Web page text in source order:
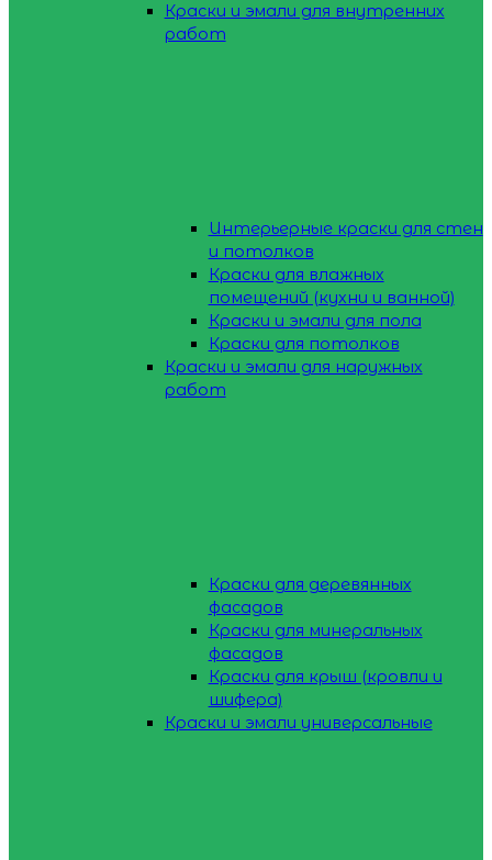
Краски и эмали для внутренних
работ
Интерьерные краски для стен
и потолков
Краски для влажных
помещений (кухни и ванной)
Краски и эмали для пола
Краски для потолков
Краски и эмали для наружных
работ
Краски для деревянных
фасадов
Краски для минеральных
фасадов
Краски для крыш (кровли и
шифера)
Краски и эмали универсальные